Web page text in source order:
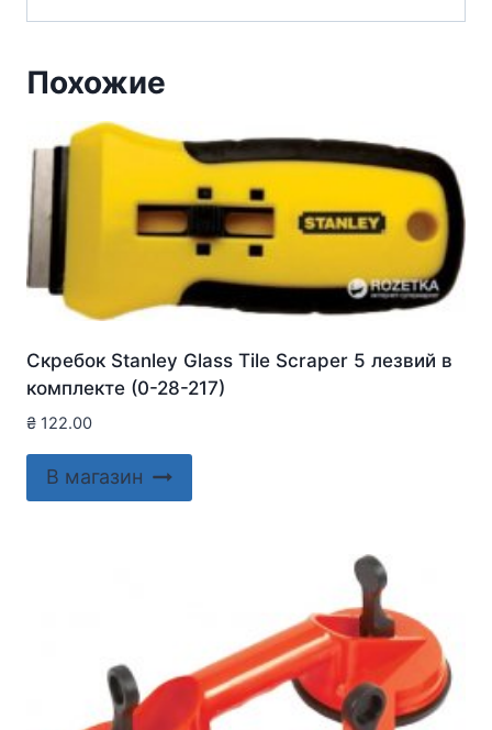
Похожие
Скребок Stanley Glass Tile Scraper 5 лезвий в
комплекте (0-28-217)
₴ 122.00
В магазин